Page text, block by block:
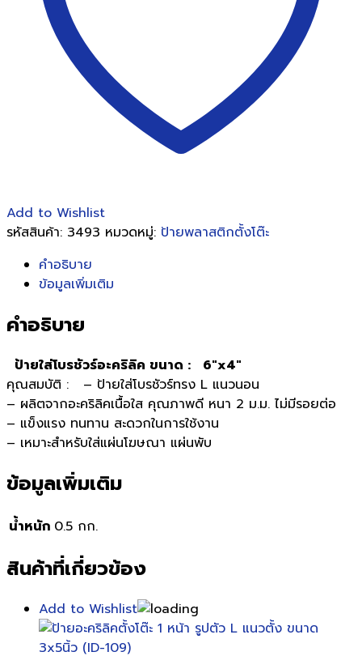
Add to Wishlist
รหัสสินค้า: 3493 หมวดหมู่: ป้ายพลาสติกตั้งโต๊ะ
คำอธิบาย
ข้อมูลเพิ่มเติม
คำอธิบาย
ป้ายใส่โบรชัวร์อะคริลิค ขนาด : 6″x4″
คุณสมบัติ : – ป้ายใส่โบรชัวร์ทรง L แนวนอน
– ผลิตจากอะคริลิคเนื้อใส คุณภาพดี หนา 2 ม.ม. ไม่มีรอยต่อ
– แข็งแรง ทนทาน สะดวกในการใช้งาน
– เหมาะสำหรับใส่แผ่นโฆษณา แผ่นพับ
ข้อมูลเพิ่มเติม
น้ำหนัก 0.5 กก.
สินค้าที่เกี่ยวข้อง
Add to Wishlist